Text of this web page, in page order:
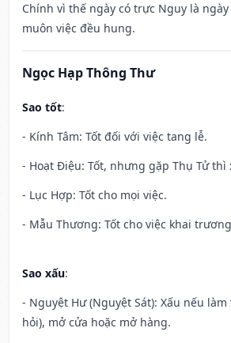
Chính vì thế ngày có trực Nguy là
muôn việc đều hung.
Ngọc Hạp Thông Thư
Sao tốt:
- Kính Tâm: Tốt đối với việc tang lễ.
- Hoạt Điệu: Tốt, nhưng gặp Thụ Tử thì
- Lục Hợp: Tốt cho mọi việc.
- Mẫu Thương: Tốt cho việc khai
Sao xấu:
- Nguyệt Hư (Nguyệt Sát): Xấu nếu
hỏi), mở cửa hoặc mở hàng.